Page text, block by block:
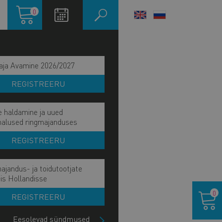
Ostukorv
0
Avamine 2026/2027
REGISTREERU
haldamine ja uued
ringmajanduses
REGISTREERU
ja toidutootjate
Hollandisse
REGISTREERU
Eesolevad sündmused
LANGUAGE
0
MÕJU JA EESMÄRK
TÖÖVÕIDUD